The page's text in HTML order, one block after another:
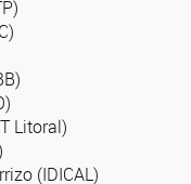
Litoral)
(IDICAL)